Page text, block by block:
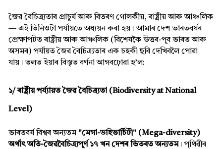
জৈৱ বৈচিত্ৰ্যতাৰ প্ৰাচুৰ্য আৰু বিতৰণ গোলকীয়, ৰাষ্ট্ৰীয় আৰু আঞ্চলিক
— এই তিনিওটা পৰ্যায়তে অধ্যয়ন কৰা হয়। আমাৰ দেশ ভাৰতবৰ্ষৰ
প্ৰেক্ষাপটত ৰাষ্ট্ৰীয় আৰু আঞ্চলিক (বিশেষকৈ উত্তৰ-পূব ভাৰত আৰু
অসমৰ) পৰ্যায়ত জৈৱ বৈচিত্ৰ্যতাৰ এক চহকী ছবি দেখিবলৈ পোৱা
যায়। তলত ইয়াৰ বিস্তৃত বৰ্ণনা আগবঢ়োৱা হ’ল:
১/ ৰাষ্ট্ৰীয় পৰ্য্যায়ত জৈৱ বৈচিত্ৰ্যতা (Biodiversity at National
Level)
ভাৰতবৰ্ষ বিশ্বৰ অন্যতম "মেগা-ডাইভাৰ্চিটী" (Mega-diversity)
অৰ্থাৎ অতি-জৈৱবৈচিত্ৰ্যপূৰ্ণ ১৭ খন দেশৰ ভিতৰত অন্যতম। পৃথিৱীৰ